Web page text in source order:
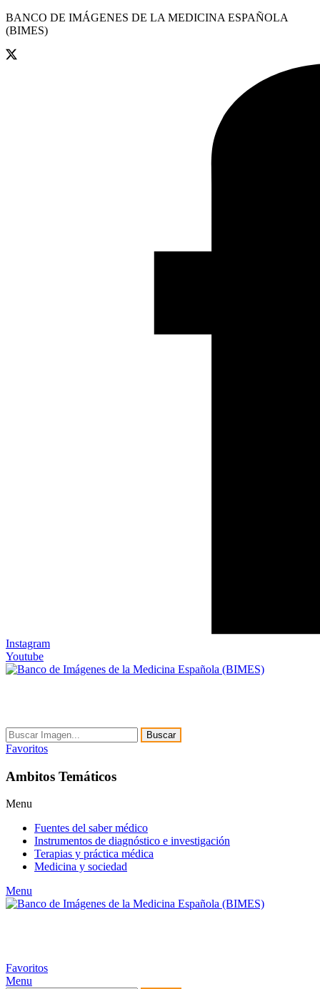
BANCO DE IMÁGENES DE LA MEDICINA ESPAÑOLA
(BIMES)
Instagram
Youtube
Buscar
Favoritos
Ambitos Temáticos
Menu
Fuentes del saber médico
Instrumentos de diagnóstico e investigación
Terapias y práctica médica
Medicina y sociedad
Menu
Favoritos
Menu